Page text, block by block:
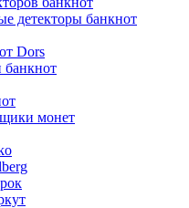
детекторы банкнот
Dors
банкнот
монет